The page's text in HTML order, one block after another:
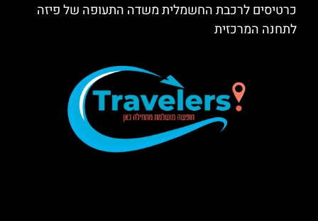
כרטיסים לרכבת החשמלית משדה התעופה של פיזה
לתחנה המרכזית